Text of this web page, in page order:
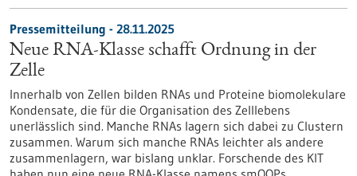
Pressemitteilung - 28.11.2025
Neue RNA-Klasse schafft Ordnung in der
Zelle
Innerhalb von Zellen bilden RNAs und Proteine biomolekulare
Kondensate, die für die Organisation des Zelllebens
unerlässlich sind. Manche RNAs lagern sich dabei zu Clustern
zusammen. Warum sich manche RNAs leichter als andere
zusammenlagern, war bislang unklar. Forschende des KIT